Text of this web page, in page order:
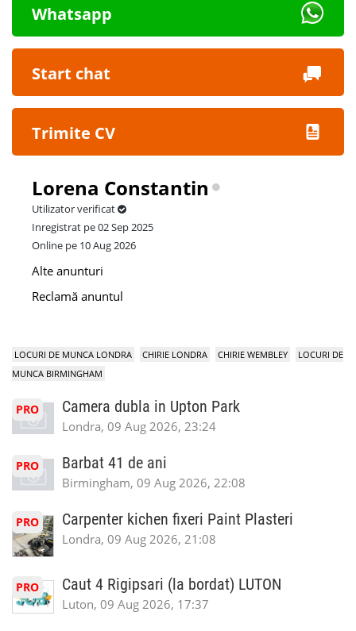
Whatsapp
Start chat
Trimite CV
Lorena Constantin
Utilizator verificat
Inregistrat pe 02 Sep 2025
Online pe 10 Aug 2026
Alte anunturi
Reclamă anuntul
LOCURI DE MUNCA LONDRA CHIRIE LONDRA CHIRIE WEMBLEY
LOCURI DE
MUNCA BIRMINGHAM
PRO Camera dubla in Upton Park
Londra, 09 Aug 2026, 23:24
PRO Barbat 41 de ani
Birmingham, 09 Aug 2026, 22:08
PRO Carpenter kichen fixeri Paint Plasteri
Londra, 09 Aug 2026, 21:08
PRO Caut 4 Rigipsari (la bordat) LUTON
Luton, 09 Aug 2026, 17:37